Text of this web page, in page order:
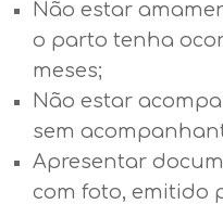
Não estar
o parto tenha
meses;
Não estar
sem
Apresentar
com foto, emitido